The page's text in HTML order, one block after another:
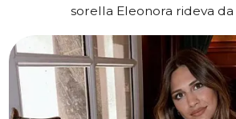
sorella Eleonora rideva da